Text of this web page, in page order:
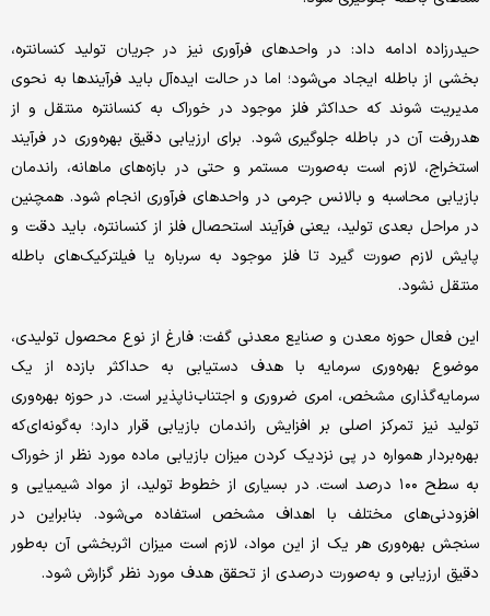
حیدرزاده ادامه داد: در واحدهای فرآوری نیز در جریان تولید کنسانتره،
بخشی از باطله ایجاد می‌شود؛ اما در حالت ایده‌آل باید فرآیندها به نحوی
مدیریت شوند که حداکثر فلز موجود در خوراک به کنسانتره منتقل و از
هدررفت آن در باطله جلوگیری شود. برای ارزیابی دقیق بهره‌وری در فرآیند
استخراج، لازم است به‌صورت مستمر و حتی در بازه‌های ماهانه، راندمان
بازیابی محاسبه و بالانس جرمی در واحدهای فرآوری انجام شود. همچنین
در مراحل بعدی تولید، یعنی فرآیند استحصال فلز از کنسانتره، باید دقت و
پایش لازم صورت گیرد تا فلز موجود به سرباره یا فیلترکیک‌های باطله
منتقل نشود.
این فعال حوزه معدن و صنایع معدنی گفت: فارغ از نوع محصول تولیدی،
موضوع بهره‌وری سرمایه با هدف دستیابی به حداکثر بازده از یک
سرمایه‌گذاری مشخص، امری ضروری و اجتناب‌ناپذیر است. در حوزه بهره‌وری
تولید نیز تمرکز اصلی بر افزایش راندمان بازیابی قرار دارد؛ به‌گونه‌ای‌که
بهره‌بردار همواره در پی نزدیک کردن میزان بازیابی ماده مورد نظر از خوراک
به سطح ۱۰۰ درصد است. در بسیاری از خطوط تولید، از مواد شیمیایی و
افزودنی‌های مختلف با اهداف مشخص استفاده می‌شود. بنابراین در
سنجش بهره‌وری هر یک از این مواد، لازم است میزان اثربخشی آن به‌طور
دقیق ارزیابی و به‌صورت درصدی از تحقق هدف مورد نظر گزارش شود.